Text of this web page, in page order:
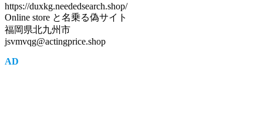
https://duxkg.neededsearch.shop/
Online store と名乗る偽サイト
福岡県北九州市
jsvmvqg@actingprice.shop
AD